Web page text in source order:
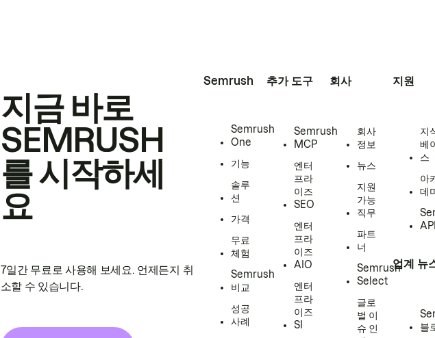
지금 바로
SEMRUSH
를 시작하세
요
7일간 무료로 사용해 보세요. 언제든지 취
소할 수 있습니다.
Semrush
Semrush
One
기능
솔루
션
가격
무료
체험
Semrush
비교
성공
사례
추가 도구
Semrush
MCP
엔터
프라
이즈
SEO
엔터
프라
이즈
AIO
엔터
프라
이즈
SI
회사
회사
정보
뉴스
지원
가능
직무
파트
너
Semrush
Select
글로
벌 이
슈 인
지원
지
베
스
아
데
업계 뉴
블